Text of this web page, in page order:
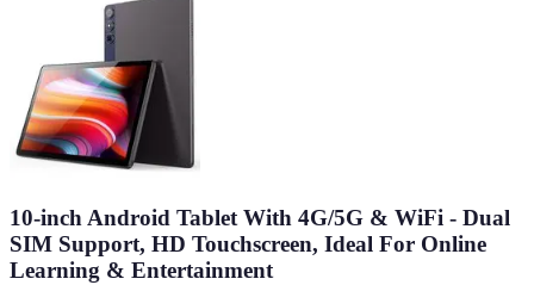
10-inch Android Tablet With 4G/5G & WiFi - Dual
SIM Support, HD Touchscreen, Ideal For Online
Learning & Entertainment​